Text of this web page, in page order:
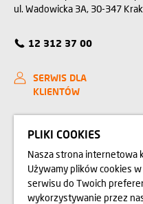
ul. Wadowicka 3A, 30-347
12 312 37 00
SERWIS DLA
KLIENTÓW
ZAKUPIMY GRUNTY
RELACJE INWESTORSKIE
PLIKI COOKIES
Nasza strona internetowa
Używamy plików cookies
serwisu do Twoich
wykorzystywanie przez